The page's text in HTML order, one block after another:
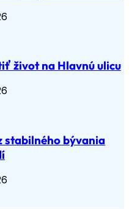
život na Hlavnú ulicu
stabilného bývania